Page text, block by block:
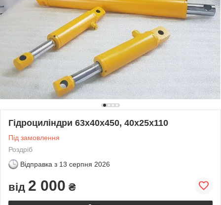
Гідроциліндри 63х40х450, 40х25х110
Під замовлення
Роздріб
Відправка з 13 серпня 2026
від 2 000 ₴